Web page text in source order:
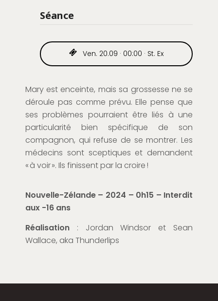
Séance
Ven. 20.09 · 00:00 · St. Ex
Mary est enceinte, mais sa grossesse ne se
déroule pas comme prévu. Elle pense que
ses problèmes pourraient être liés à une
particularité bien spécifique de son
compagnon, qui refuse de se montrer. Les
médecins sont sceptiques et demandent
« à voir ». Ils finissent par la croire!
Nouvelle-Zélande – 2024 – 0h15 – Interdit
aux -16 ans
Réalisation: Jordan Windsor et Sean
Wallace, aka Thunderlips